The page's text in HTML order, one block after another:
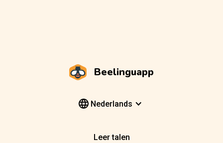
Beelinguapp
Nederlands
Leer talen